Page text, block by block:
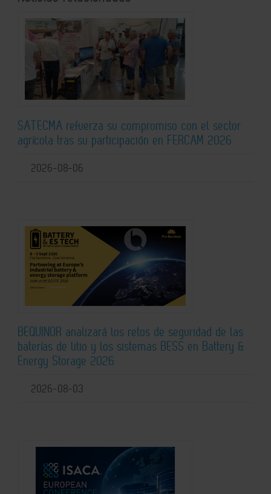
SATECMA refuerza su compromiso con el sector
agrícola tras su participación en FERCAM 2026
2026-08-06
BEQUINOR analizará los retos de seguridad de las
baterías de litio y los sistemas BESS en Battery &
Energy Storage 2026
2026-08-03